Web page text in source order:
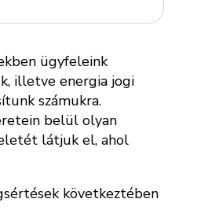
ügyfeleink
illetve energia jogi
számukra.
belül olyan
látjuk el, ahol
következtében